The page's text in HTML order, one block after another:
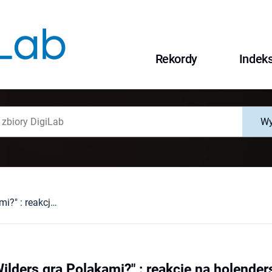
Rekordy
"Po co Geert Wilders gra Polakami?" : reakcje na holenderską internetową stronę skarg na polskich imigrantów Meldpunt Polen